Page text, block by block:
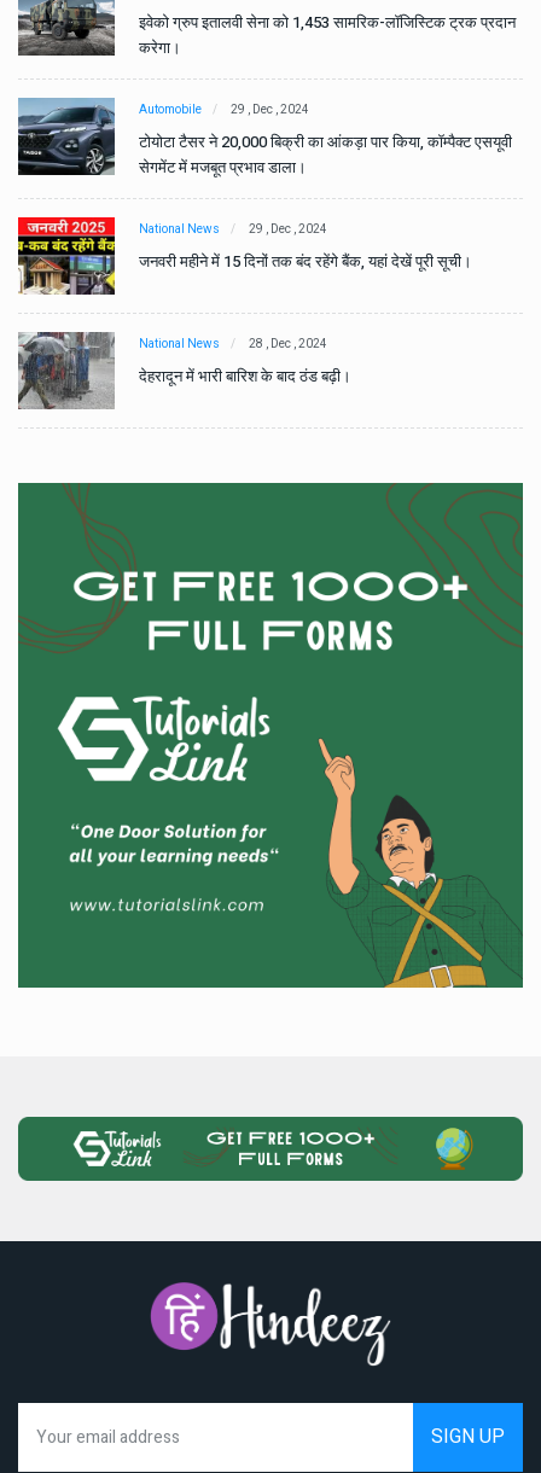
इवेको ग्रुप इतालवी सेना को 1,453 सामरिक-लॉजिस्टिक ट्रक प्रदान
करेगा।
Automobile 29 , Dec , 2024
टोयोटा टैसर ने 20,000 बिक्री का आंकड़ा पार किया, कॉम्पैक्ट एसयूवी
सेगमेंट में मजबूत प्रभाव डाला।
National News 29 , Dec , 2024
जनवरी महीने में 15 दिनों तक बंद रहेंगे बैंक, यहां देखें पूरी सूची।
National News 28 , Dec , 2024
देहरादून में भारी बारिश के बाद ठंड बढ़ी।